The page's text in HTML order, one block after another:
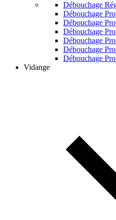
Débouchage
Débouchage
Débouchage
Débouchage
Débouchage
Débouchage
Débouchage
Vidange